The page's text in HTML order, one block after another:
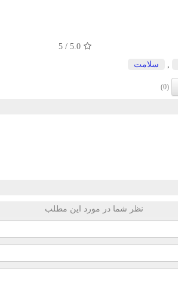
5.0
/
5
, سلامت
(0)
نظر شما در مورد این مطلب